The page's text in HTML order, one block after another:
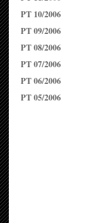
PT 10/2006
PT 09/2006
PT 08/2006
PT 07/2006
PT 06/2006
PT 05/2006